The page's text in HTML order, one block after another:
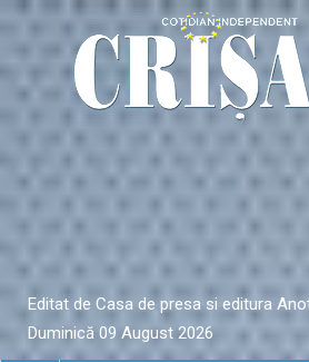
Editat de Casa de presa si editura
Duminică 09 August 2026